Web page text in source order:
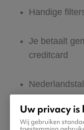
Handige
Je betaalt
creditcard
365 dagen
Zeker van
Uw privacy
Wij gebruiken